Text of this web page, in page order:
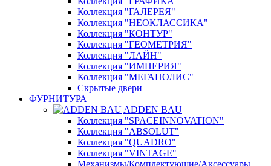
Коллекция "ГАЛЕРЕЯ"
Коллекция "НЕОКЛАССИКА"
Коллекция "КОНТУР"
Коллекция "ГЕОМЕТРИЯ"
Коллекция "ЛАЙН"
Коллекция "ИМПЕРИЯ"
Коллекция "МЕГАПОЛИС"
Скрытые двери
ФУРНИТУРА
ADDEN BAU
Коллекция "SPACEINNOVATION"
Коллекция "ABSOLUT"
Коллекция "QUADRO"
Коллекция "VINTAGE"
Механизмы/Комплектующие/Аксессуары